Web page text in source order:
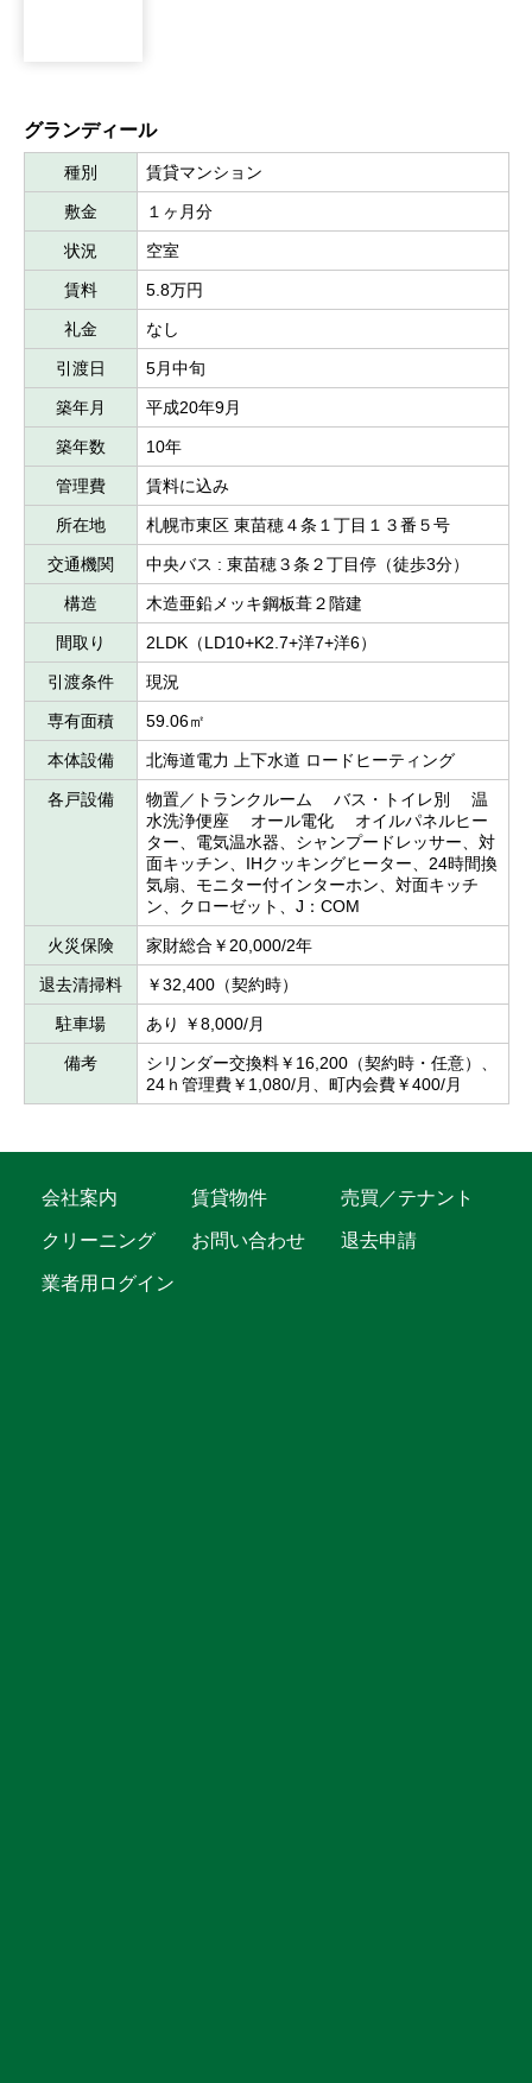
グランディール
種別 賃貸マンション
敷金 １ヶ月分
状況 空室
賃料 5.8万円
礼金 なし
引渡日 5月中旬
築年月 平成20年9月
築年数 10年
管理費 賃料に込み
所在地 札幌市東区 東苗穂４条１丁目１３番５号
交通機関 中央バス : 東苗穂３条２丁目停（徒歩3分）
構造 木造亜鉛メッキ鋼板葺２階建
間取り 2LDK（LD10+K2.7+洋7+洋6）
引渡条件 現況
専有面積 59.06㎡
本体設備 北海道電力 上下水道 ロードヒーティング
各戸設備
物置／トランクルーム バス・トイレ別 温
水洗浄便座 オール電化 オイルパネルヒー
ター、電気温水器、シャンプードレッサー、対
面キッチン、IHクッキングヒーター、24時間換
気扇、モニター付インターホン、対面キッチ
ン、クローゼット、J：COM
火災保険 家財総合￥20,000/2年
退去清掃料 ￥32,400（契約時）
駐車場 あり ￥8,000/月
備考
シリンダー交換料￥16,200（契約時・任意）、
24ｈ管理費￥1,080/月、町内会費￥400/月
会社案内 賃貸物件
売買／テナント
クリーニング
お問い合わせ
退去申請
業者用ログイン